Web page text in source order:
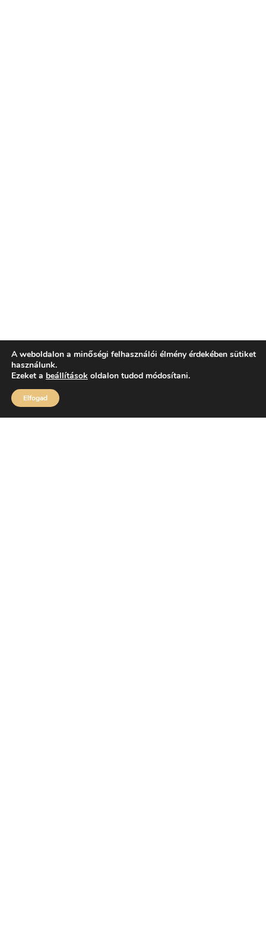
A weboldalon a minőségi felhasználói élmény érdekében sütiket
használunk.
Ezeket a beállítások oldalon tudod módosítani.
Elfogad